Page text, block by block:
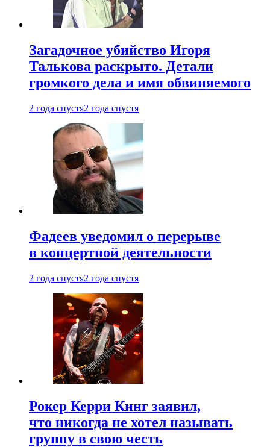
Загадочное убийство Игоря
Талькова раскрыто. Детали
громкого дела и имя обвиняемого
2 года спустя2 года спустя
Фадеев уведомил о перерыве
в концертной деятельности
2 года спустя2 года спустя
Рокер Керри Кинг заявил,
что никогда не хотел называть
группу в свою честь